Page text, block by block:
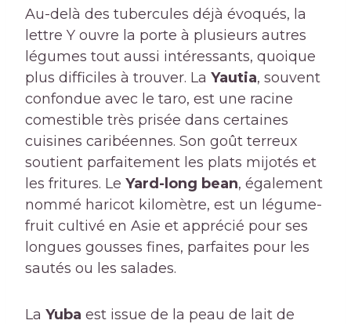
Au-delà des tubercules déjà évoqués, la
lettre Y ouvre la porte à plusieurs autres
légumes tout aussi intéressants, quoique
plus difficiles à trouver. La Yautia, souvent
confondue avec le taro, est une racine
comestible très prisée dans certaines
cuisines caribéennes. Son goût terreux
soutient parfaitement les plats mijotés et
les fritures. Le Yard-long bean, également
nommé haricot kilomètre, est un légume-
fruit cultivé en Asie et apprécié pour ses
longues gousses fines, parfaites pour les
sautés ou les salades.
La Yuba est issue de la peau de lait de